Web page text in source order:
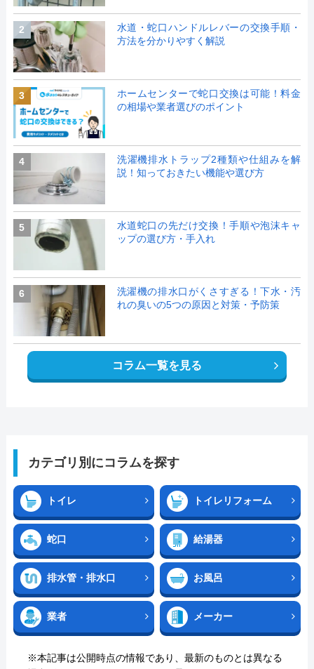
2
水道・蛇口ハンドルレバーの交換手順・
方法を分かりやすく解説
3
ホームセンターで蛇口交換は可能！料金
の相場や業者選びのポイント
4
洗濯機排水トラップ2種類や仕組みを解
説！知っておきたい機能や選び方
5
水道蛇口の先だけ交換！手順や泡沫キャ
ップの選び方・手入れ
6
洗濯機の排水口がくさすぎる！下水・汚
れの臭いの5つの原因と対策・予防策
コラム一覧を見る
カテゴリ別にコラムを探す
トイレ トイレリフォーム
蛇口 給湯器
排水管・排水口 お風呂
業者 メーカー
※本記事は公開時点の情報であり、最新のものとは異なる